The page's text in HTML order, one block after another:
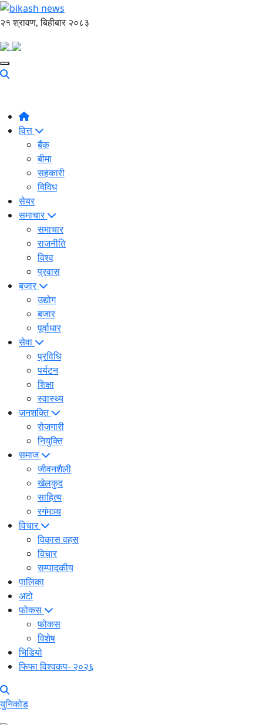
२१ श्रावण, बिहीबार २०८३
वित्त
बैंक
बीमा
सहकारी
विविध
सेयर
समाचार
समाचार
राजनीति
विश्व
प्रवास
बजार
उद्योग
बजार
पूर्वाधार
सेवा
प्रविधि
पर्यटन
शिक्षा
स्वास्थ्य
जनशक्ति
रोजगारी
नियुक्ति
समाज
जीवनशैली
खेलकुद
साहित्य
रगंमञ्च
विचार
विकास वहस
विचार
सम्पादकीय
पालिका
अटो
फोकस
फोकस
विशेष
भिडियो
फिफा विश्वकप- २०२६
युनिकोड